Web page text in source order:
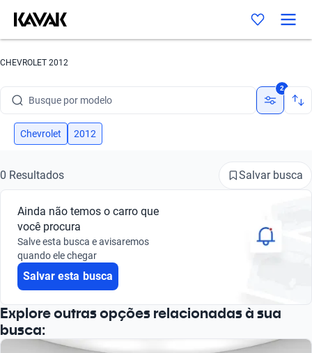
CHEVROLET 2012
Busque por modelo
Busque por versão
Busque por marca
Busque por modelo
Busque por versão
2
Chevrolet 2012
0 Resultados Salvar busca
Ainda não temos o carro que
você procura
Salve esta busca e avisaremos
quando ele chegar
Salvar esta busca
Explore outras opções relacionadas à sua
busca: